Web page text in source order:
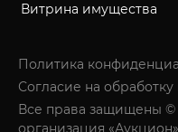
Витрина имущества
Политика
Согласие на
Все права защищены ©
организация «Аукцион»